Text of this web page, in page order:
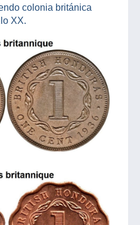
colonia británica
XX.